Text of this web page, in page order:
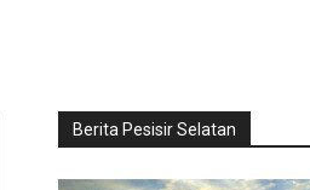
Berita Pesisir Selatan